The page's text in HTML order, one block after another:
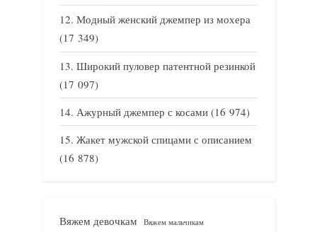
Модный женский джемпер из мохера
(17 349)
Широкий пуловер патентной резинкой
(17 097)
Ажурный джемпер с косами (16 974)
Жакет мужской спицами с описанием
(16 878)
Вяжем девочкам Вяжем мальчикам